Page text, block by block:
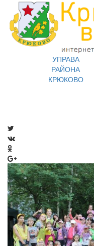
УПРАВА
РАЙОНА
КРЮКОВО